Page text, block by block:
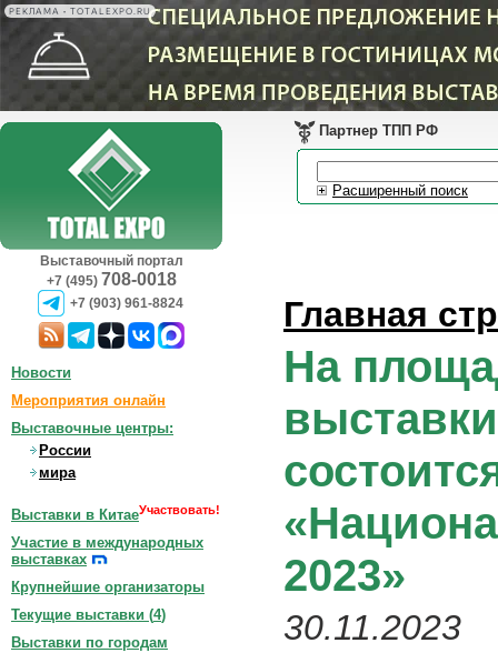
РЕКЛАМА • TOTALEXPO.RU
Выставочный портал
+7 (495) 708-0018
+7 (903) 961-8824
Партнер ТПП РФ
Расширенный поиск
Главная
На
2023»
30.11.2023
Новости
Мероприятия онлайн
Выставочные центры:
России
мира
Выставки в КитаеУчаствовать!
Участие в международных
выставках
Крупнейшие организаторы
Текущие выставки (4)
Выставки по городам